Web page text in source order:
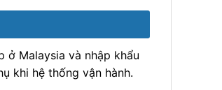
ở Malaysia và nhập khẩu
khi hệ thống vận hành.